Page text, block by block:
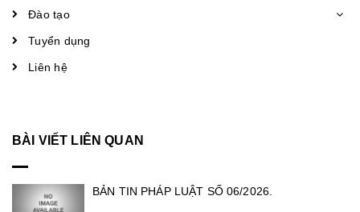
Đào tạo
Tuyển dụng
Liên hệ
BÀI VIẾT LIÊN QUAN
BẢN TIN PHÁP LUẬT SỐ 06/2026.